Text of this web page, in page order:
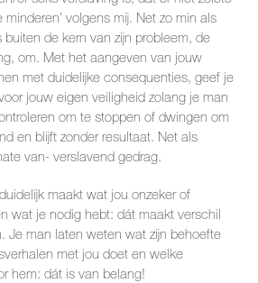
minderen’ volgens mij. Net zo min als
de kern van zijn probleem, de
om. Met het aangeven van jouw
met duidelijke consequenties, geef je
jouw eigen veiligheid zolang je man
om te stoppen of dwingen om
en blijft zonder resultaat. Net als
van- verslavend gedrag.
maakt wat jou onzeker of
wat je nodig hebt: dát maakt verschil
Je man laten weten wat zijn behoefte
met jou doet en welke
hem: dát is van belang!